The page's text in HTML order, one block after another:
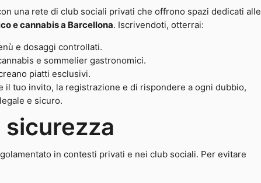
una rete di club sociali privati che offrono spazi dedicati alle
e cannabis a Barcellona. Iscrivendoti, otterrai:
e dosaggi controllati.
e sommelier gastronomici.
piatti esclusivi.
il tuo invito, la registrazione e di rispondere a ogni dubbio,
e sicuro.
in contesti privati e nei club sociali. Per evitare